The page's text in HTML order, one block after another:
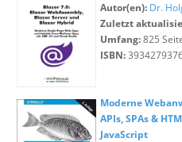
Autor(en): Dr.
Zuletzt
Umfang:825
ISBN:
Moderne
APIs, SPAs &
JavaScript